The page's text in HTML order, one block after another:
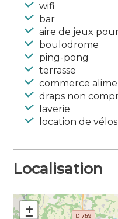
wifi
bar
aire de jeux
boulodrome
ping-pong
terrasse
commerce
draps non
laverie
location de vélos
Localisation
+